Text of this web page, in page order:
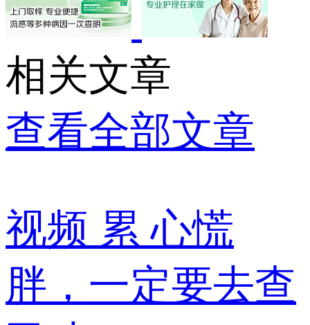
相关文章
查看全部文章
视频 累 心慌
胖，一定要去查